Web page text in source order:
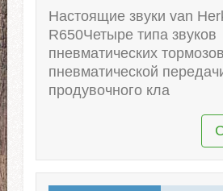
Настоящие звуки van
R650Четыре типа звуков
пневматических
пневматической
продувочного кла